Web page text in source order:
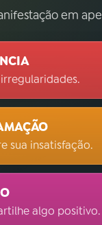
em
sua insatisfação.
algo positivo.